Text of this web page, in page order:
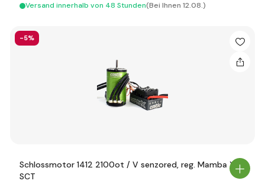
Versand innerhalb von 48 Stunden(Bei Ihnen 12.08.)
-5%
Schlossmotor 1412 2100ot / V senzored, reg. Mamba X
SCT